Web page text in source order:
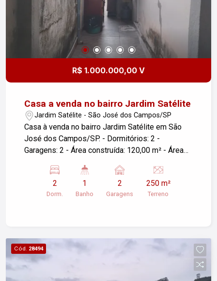
R$ 1.000.000,00 V
Casa a venda no bairro Jardim Satélite
Jardim Satélite - São José dos Campos/SP
Casa à venda no bairro Jardim Satélite em São
José dos Campos/SP. - Dormitórios: 2 -
Garagens: 2 - Área construída: 120,00 m² - Área
informações ou quiser agendar uma visita, estou
à disposição!
2
Dorm.
1
Banho
2
Garagens
250 m²
Terreno
Cód. 28494